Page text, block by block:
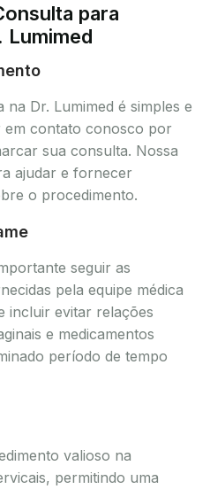
para
Lumimed
Dr. Lumimed é simples e
em contato conosco por
sua consulta. Nossa
ajudar e fornecer
o procedimento.
seguir as
pela equipe médica
incluir evitar relações
e medicamentos
período de tempo
valioso na
permitindo uma